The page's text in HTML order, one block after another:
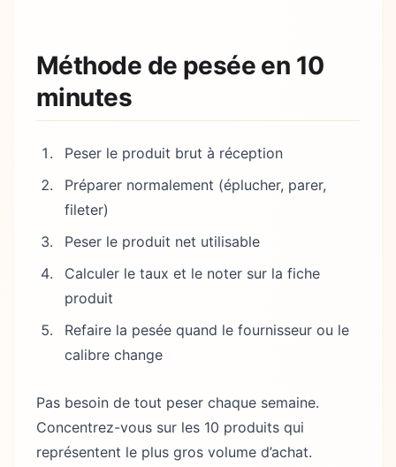
Méthode de pesée en 10
minutes
Peser le produit brut à réception
Préparer normalement (éplucher, parer,
fileter)
Peser le produit net utilisable
Calculer le taux et le noter sur la fiche
produit
Refaire la pesée quand le fournisseur ou le
calibre change
Pas besoin de tout peser chaque semaine.
Concentrez-vous sur les 10 produits qui
représentent le plus gros volume d’achat.